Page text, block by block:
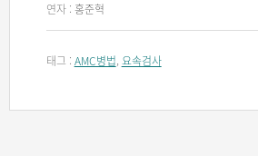
연자 : 홍준혁
태그 : AMC병법, 요속검사